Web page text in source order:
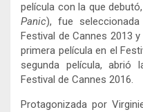
película con la que debutó,
Panic), fue
Festival de Cannes 2013
primera película en el
segunda película, abrió
Festival de Cannes 2016.
Protagonizada por